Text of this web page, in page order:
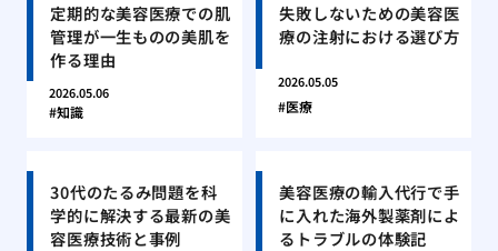
定期的な美容医療での肌
管理が一生ものの美肌を
作る理由
2026.05.06
知識
失敗しないための美容医
療の注射における選び方
2026.05.05
医療
30代のたるみ問題を科
学的に解決する最新の美
容医療技術と事例
美容医療の輸入代行で手
に入れた海外製薬剤によ
るトラブルの体験記